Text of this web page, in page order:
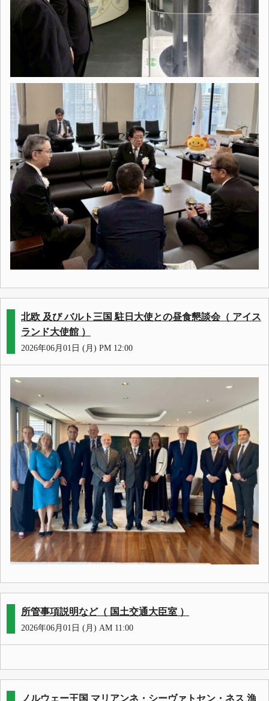
北欧 及び バルト三国 駐日大使との昼食懇談会（ アイス
ランド大使館 ）
2026年06月01日 (月) PM 12:00
所管事項説明など（ 国土交通大臣室 ）
2026年06月01日 (月) AM 11:00
ノルウェー王国 マリアンネ・シーヴァトセン・ネス 漁